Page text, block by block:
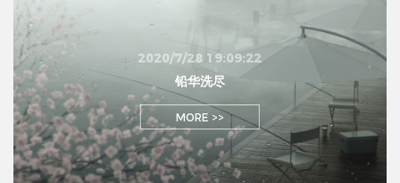
2020/7/28 19:09:22
铅华洗尽
MORE >>